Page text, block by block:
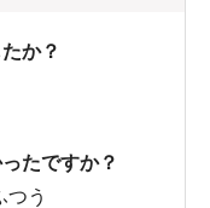
か？
たですか？
つう